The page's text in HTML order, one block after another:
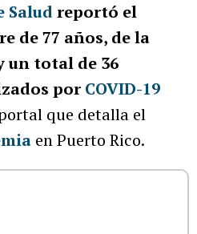
Saludreportó el
de 77 años, de la
un total de 36
por COVID-19
que detalla el
en Puerto Rico.